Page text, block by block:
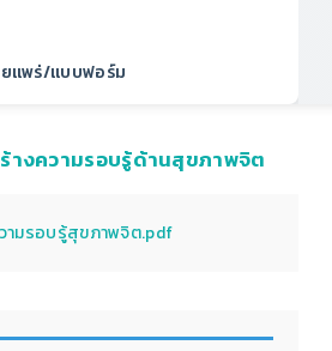
แพร่/แบบฟอร์ม
างความรอบรู้ด้านสุขภาพจิต
ามรอบรู้สุขภาพจิต.pdf